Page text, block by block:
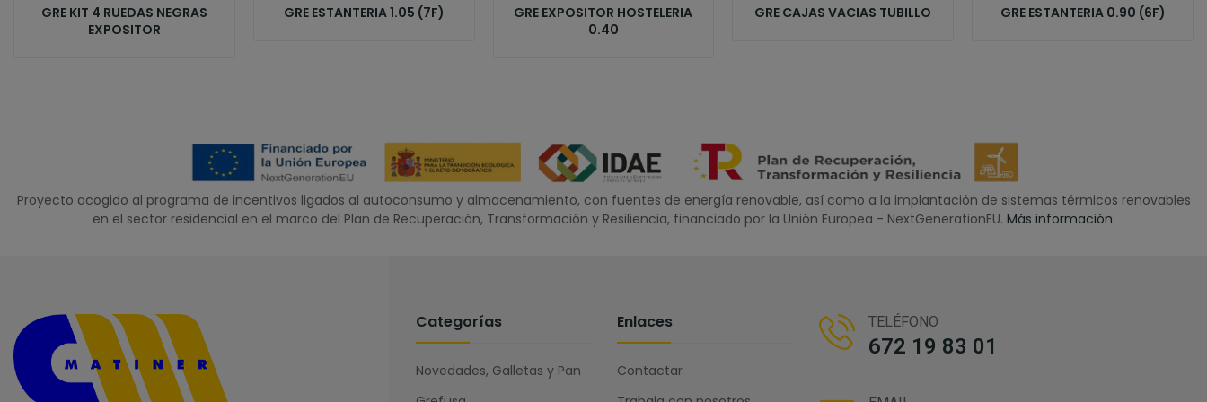
GRE KIT 4 RUEDAS NEGRAS
EXPOSITOR
GRE ESTANTERIA 1.05 (7F)
GRE EXPOSITOR HOSTELERIA
0.40
GRE CAJAS VACIAS TUBILLO GRE ESTANTERIA 0.90 (6F)
Proyecto acogido al programa de incentivos ligados al autoconsumo y almacenamiento, con fuentes de energía renovable, así como a la implantación de sistemas térmicos renovables
en el sector residencial en el marco del Plan de Recuperación, Transformación y Resiliencia, financiado por la Unión Europea - NextGenerationEU. Más información.
Categorías
Novedades, Galletas y Pan
Enlaces
Contactar
TELÉFONO
672 19 83 01